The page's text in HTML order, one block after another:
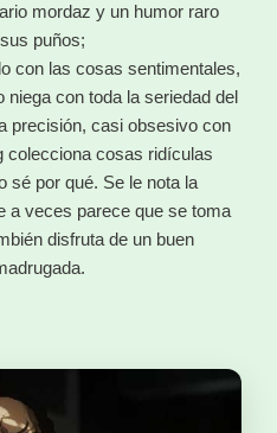
mordaz y un humor raro
puños;
con las cosas sentimentales,
con toda la seriedad del
precisión, casi obsesivo con
colecciona cosas ridículas
sé por qué. Se le nota la
a veces parece que se toma
disfruta de un buen